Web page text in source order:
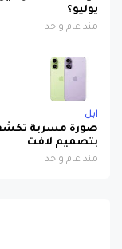
يوليو؟
منذ عام واحد
ابل
بتصميم لافت
منذ عام واحد